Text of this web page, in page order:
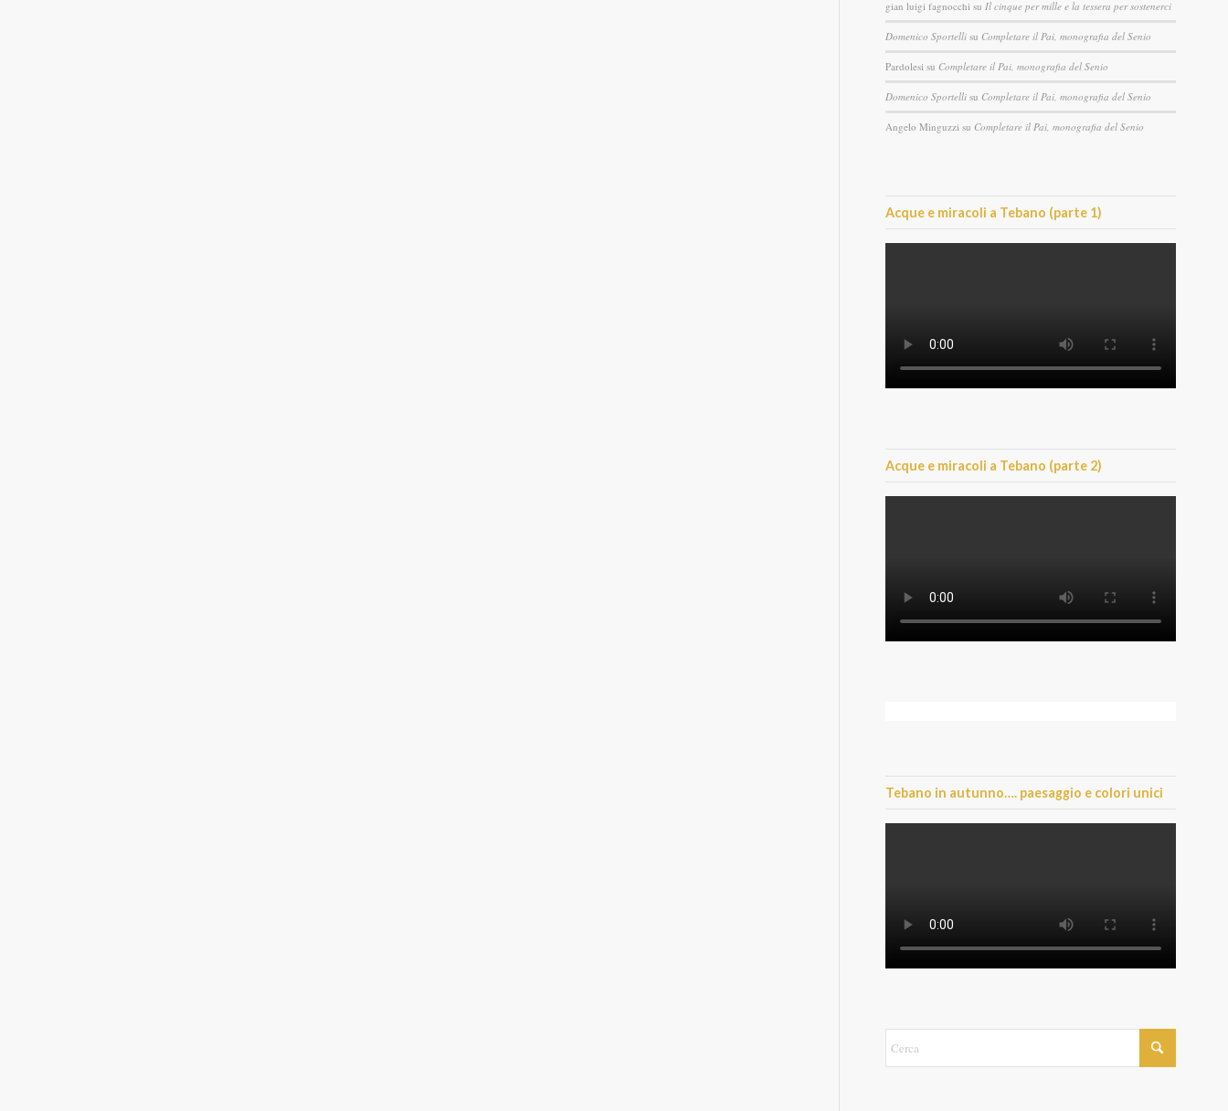
gian luigi fagnocchi su Il cinque per mille e la tessera per sostenerci
Domenico Sportelli su Completare il Pai, monografia del Senio
Pardolesi su Completare il Pai, monografia del Senio
Domenico Sportelli su Completare il Pai, monografia del Senio
Angelo Minguzzi su Completare il Pai, monografia del Senio
Acque e miracoli a Tebano (parte 1)
Acque e miracoli a Tebano (parte 2)
Tebano in autunno…. paesaggio e colori unici